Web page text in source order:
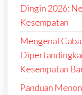
Dingin 2026:
Kesempatan
Mengenal
Kesempatan
Panduan